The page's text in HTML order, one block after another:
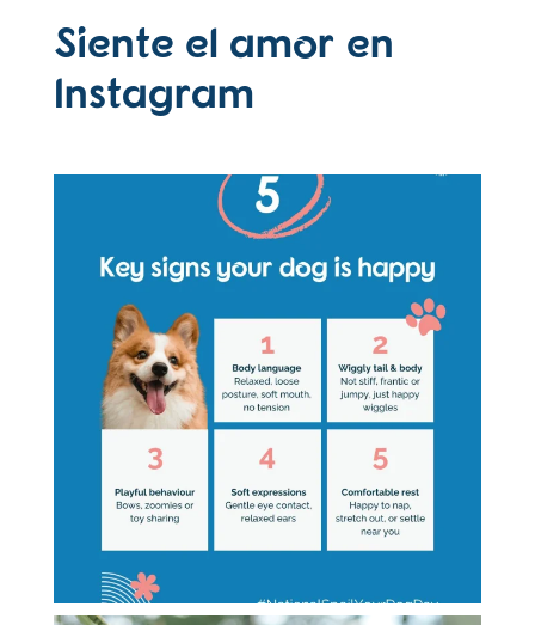
Siente el amor en
Instagram